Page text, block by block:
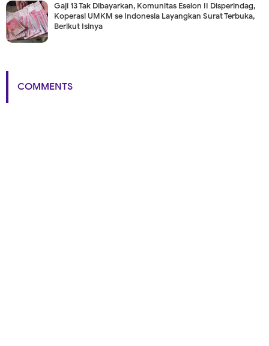
Gaji 13 Tak Dibayarkan, Komunitas Eselon II Disperindag,
Koperasi UMKM se Indonesia Layangkan Surat Terbuka,
Berikut Isinya
COMMENTS